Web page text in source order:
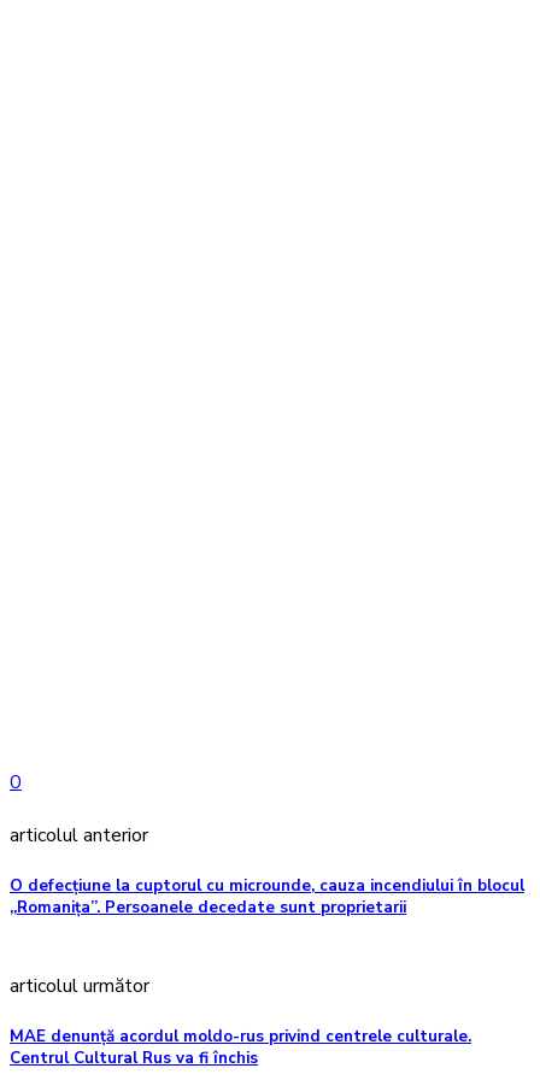
0
articolul anterior
O defecțiune la cuptorul cu microunde, cauza incendiului în blocul
„Romanița”. Persoanele decedate sunt proprietarii
articolul următor
MAE denunță acordul moldo-rus privind centrele culturale.
Centrul Cultural Rus va fi închis